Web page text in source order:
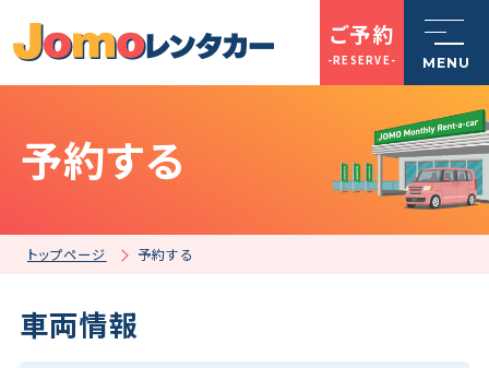
MENU
トップページ
Jomoレンタカーとは
車を探す
ご予約
-RESERVE-
予約する
トップページ 予約する
車両情報